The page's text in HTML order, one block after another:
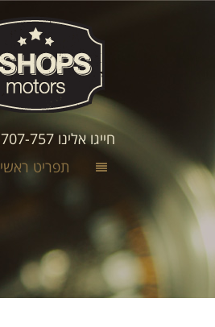
חייגו אלינו 1-700-707-757
תפריט ראשי